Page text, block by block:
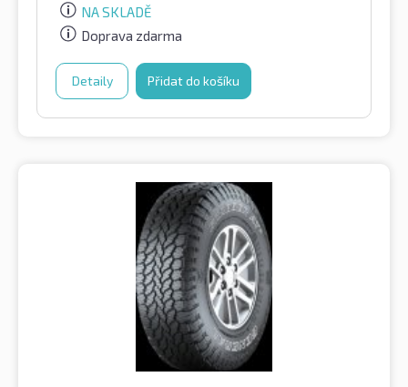
NA SKLADĚ
Doprava zdarma
Detaily Přidat do košíku